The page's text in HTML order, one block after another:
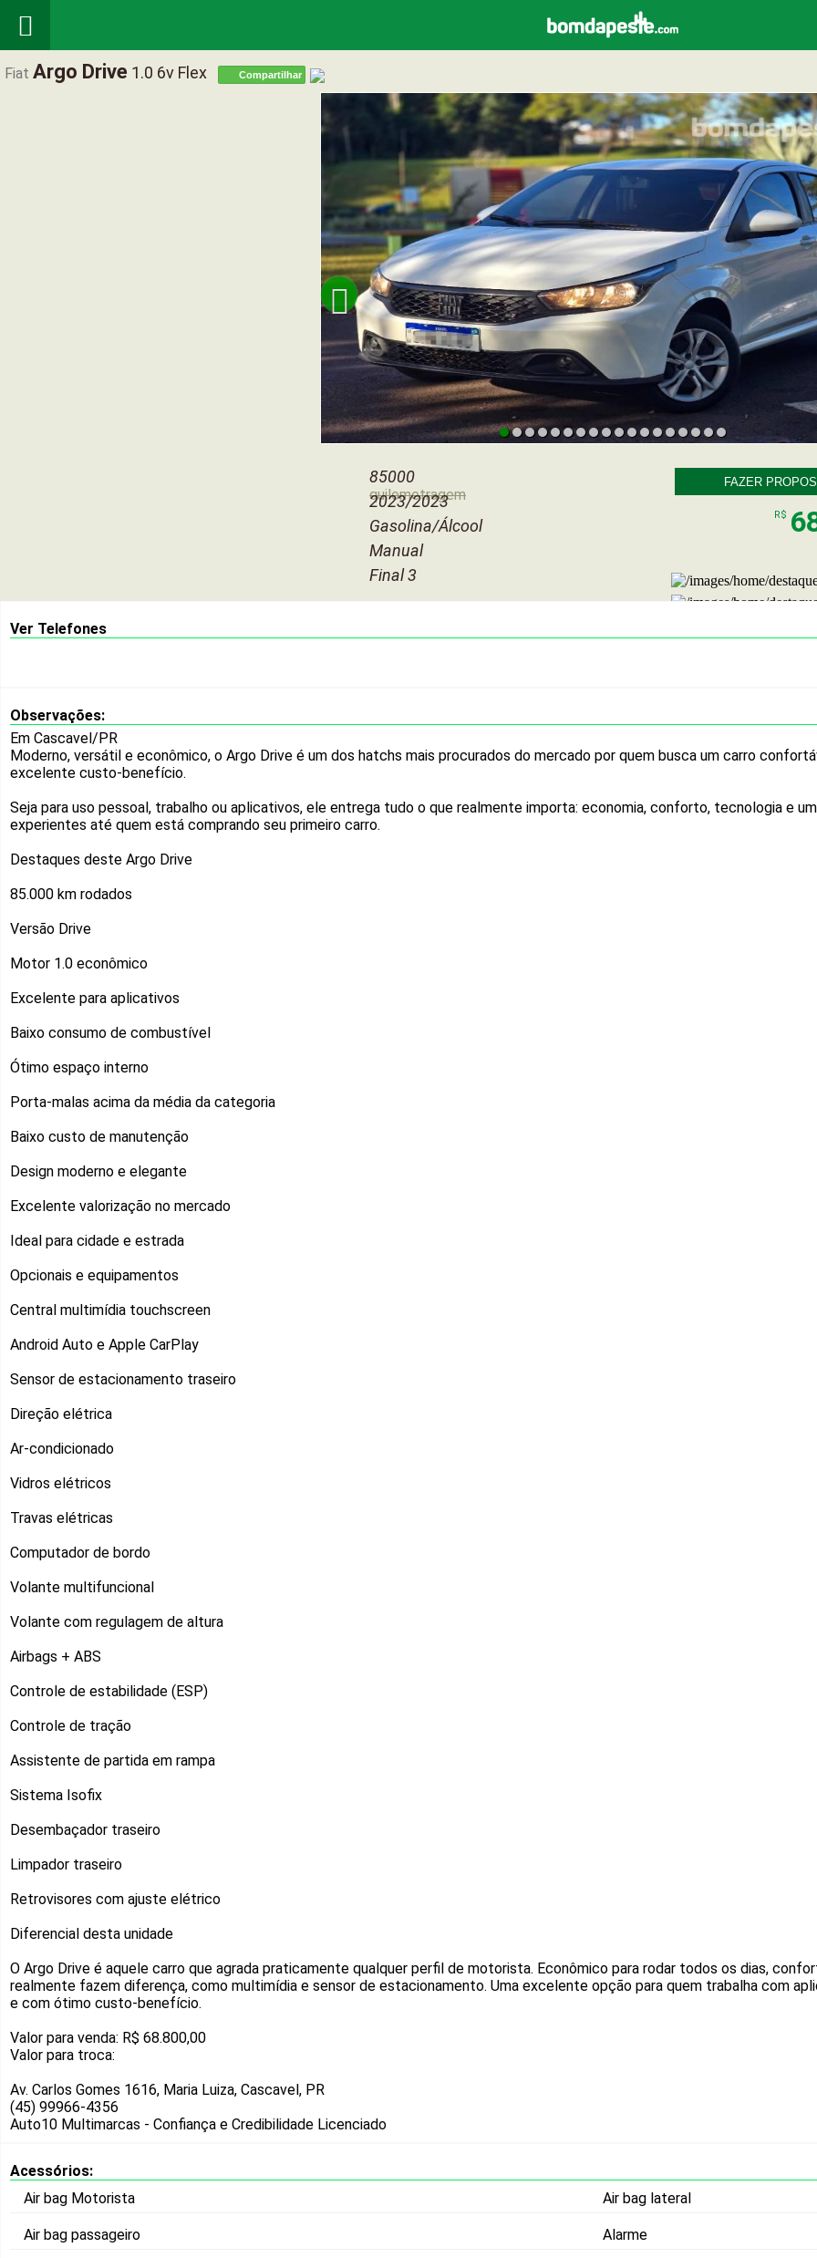

Fiat Argo Drive 1.0 6v Flex Compartilhar

85000
quilometragem
2023/2023
Gasolina/Álcool
Manual
Final 3
FAZER
R$
Ver Telefones
Observações:
Em Cascavel/PR
Moderno, versátil e econômico, o Argo Drive é um dos hatchs mais procurados do mercado por quem busca um carro
excelente custo-benefício.
Seja para uso pessoal, trabalho ou aplicativos, ele entrega tudo o que realmente importa: economia, conforto, tecnologia e
experientes até quem está comprando seu primeiro carro.
Destaques deste Argo Drive
85.000 km rodados
Versão Drive
Motor 1.0 econômico
Excelente para aplicativos
Baixo consumo de combustível
Ótimo espaço interno
Porta-malas acima da média da categoria
Baixo custo de manutenção
Design moderno e elegante
Excelente valorização no mercado
Ideal para cidade e estrada
Opcionais e equipamentos
Central multimídia touchscreen
Android Auto e Apple CarPlay
Sensor de estacionamento traseiro
Direção elétrica
Ar-condicionado
Vidros elétricos
Travas elétricas
Computador de bordo
Volante multifuncional
Volante com regulagem de altura
Airbags + ABS
Controle de estabilidade (ESP)
Controle de tração
Assistente de partida em rampa
Sistema Isofix
Desembaçador traseiro
Limpador traseiro
Retrovisores com ajuste elétrico
Diferencial desta unidade
O Argo Drive é aquele carro que agrada praticamente qualquer perfil de motorista. Econômico para rodar todos os dias,
realmente fazem diferença, como multimídia e sensor de estacionamento. Uma excelente opção para quem trabalha com
e com ótimo custo-benefício.
Valor para venda: R$ 68.800,00
Valor para troca:
Av. Carlos Gomes 1616, Maria Luiza, Cascavel, PR
(45) 99966-4356
Auto10 Multimarcas - Confiança e Credibilidade Licenciado
Acessórios:
Air bag Motorista
Air bag lateral
Air bag passageiro Alarme